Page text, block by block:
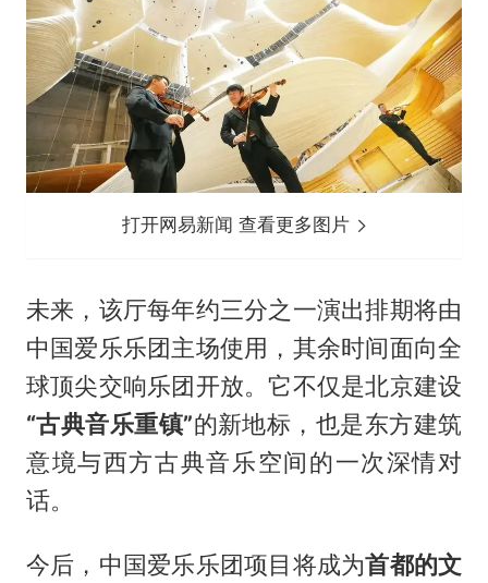
打开网易新闻 查看更多图片
未来，该厅每年约三分之一演出排期将由
中国爱乐乐团主场使用，其余时间面向全
球顶尖交响乐团开放。它不仅是北京建设
“古典音乐重镇”的新地标，也是东方建筑
意境与西方古典音乐空间的一次深情对
话。
今后，中国爱乐乐团项目将成为首都的文